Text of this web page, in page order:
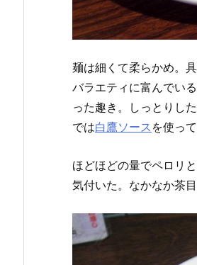
麺は細くて柔らかめ。
バラエティに富んでい
った趣き。しっとりし
では白鷹ソース を使っ
ほどほどの量でペロリ
気付いた。なかなか茶